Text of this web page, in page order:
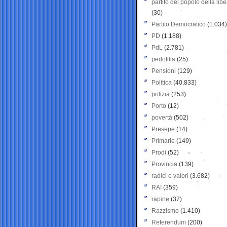
partito del popolo della
(30)
Partito Democratico (1.034)
PD (1.188)
PdL (2.781)
pedofilia (25)
Pensioni (129)
Politica (40.833)
polizia (253)
Porto (12)
povertà (502)
Presepe (14)
Primarie (149)
Prodi (52)
Provincia (139)
radici e valori (3.682)
RAI (359)
rapine (37)
Razzismo (1.410)
Referendum (200)